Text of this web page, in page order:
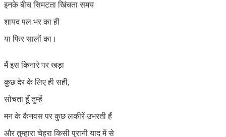
इनके बीच सिमटता खिंचता समय
शायद पल भर का ही
या फिर सालों का।
मैं इस किनारे पर खड़ा
कुछ देर के लिए ही सही,
सोचता हूँ तुम्हें
मन के कैनवस पर कुछ लकीरें उभरती हैं
और तुम्हारा चेहरा किसी पुरानी याद में से